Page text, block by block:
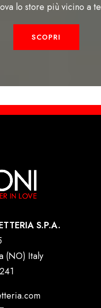
lo store più vicino a te
SCOPRI
S.P.A.
(NO) Italy